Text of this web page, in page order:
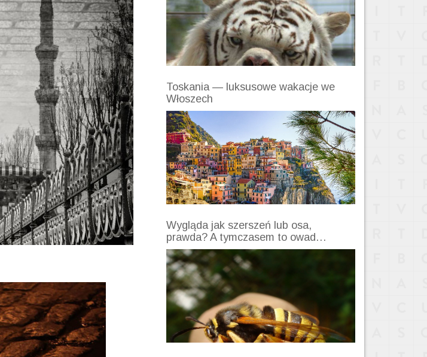
Toskania — luksusowe wakacje we
Włoszech
Wygląda jak szerszeń lub osa,
prawda? A tymczasem to owad…